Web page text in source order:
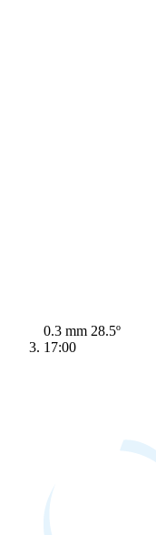
0.3 mm 28.5º
17:00